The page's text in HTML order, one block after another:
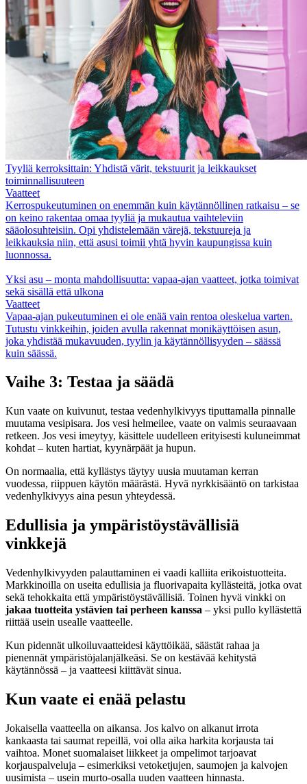
Tyyliä kerroksittain: Yhdistä värit, tekstuurit ja leikkaukset
toiminnallisuuteen
Vaatteet
Kerrospukeutuminen on enemmän kuin käytännöllinen ratkaisu – se
on keino rakentaa omaa tyyliä ja mukautua vaihteleviin
sääolosuhteisiin. Opi yhdistelemään värejä, tekstuureja ja
leikkauksia niin, että asusi toimii yhtä hyvin kaupungissa kuin
luonnossa.
Yksi asu – monta mahdollisuutta: vapaa-ajan vaatteet, jotka toimivat
sekä sisällä että ulkona
Vaatteet
Vapaa-ajan pukeutuminen ei ole enää vain rentoa oleskelua varten.
Tutustu vinkkeihin, joiden avulla rakennat monikäyttöisen asun,
joka yhdistää mukavuuden, tyylin ja käytännöllisyyden – säässä
kuin säässä.
Vaihe 3: Testaa ja säädä
Kun vaate on kuivunut, testaa vedenhylkivyys tiputtamalla pinnalle
muutama vesipisara. Jos vesi helmeilee, vaate on valmis seuraavaan
retkeen. Jos vesi imeytyy, käsittele uudelleen erityisesti kuluneimmat
kohdat – kuten hartiat, kyynärpäät ja hupun.
On normaalia, että kyllästys täytyy uusia muutaman kerran
vuodessa, riippuen käytön määrästä. Hyvä nyrkkisääntö on tarkistaa
vedenhylkivyys aina pesun yhteydessä.
Edullisia ja ympäristöystävällisiä
vinkkejä
Vedenhylkivyyden palauttaminen ei vaadi kalliita erikoistuotteita.
Markkinoilla on useita edullisia ja fluorivapaita kyllästeitä, jotka ovat
sekä tehokkaita että ympäristöystävällisiä. Toinen hyvä vinkki on
jakaa tuotteita ystävien tai perheen kanssa – yksi pullo kyllästettä
riittää usein usealle vaatteelle.
Kun pidennät ulkoiluvaatteidesi käyttöikää, säästät rahaa ja
pienennät ympäristöjalanjälkeäsi. Se on kestävää kehitystä
käytännössä – ja vaatteesi kiittävät sinua.
Kun vaate ei enää pelastu
Jokaisella vaatteella on aikansa. Jos kalvo on alkanut irrota
kankaasta tai saumat repeillä, voi olla aika harkita korjausta tai
vaihtoa. Monet suomalaiset liikkeet ja ompelimot tarjoavat
korjauspalveluja – esimerkiksi vetoketjujen, saumojen ja kalvojen
uusimista – usein murto-osalla uuden vaatteen hinnasta.